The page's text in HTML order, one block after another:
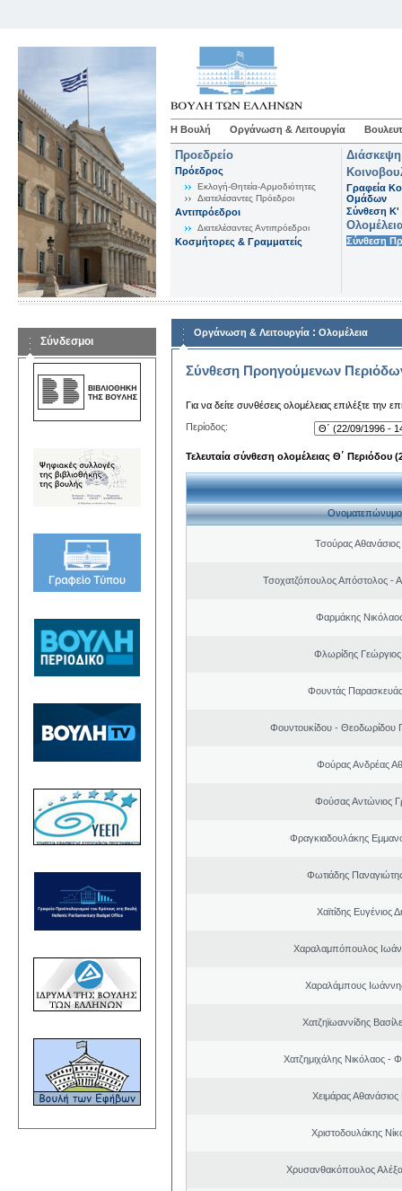
Η Βουλή Οργάνωση & Λειτουργία
Προεδρείο
Πρόεδρος
Εκλογή-Θητεία-Αρμοδιότητες
Διατελέσαντες Πρόεδροι
Αντιπρόεδροι
Διατελέσαντες Αντιπρόεδροι
Κοσμήτορες & Γραμματείς
Γραφεία
Ομάδων
Σύνθεση K'
Σύνθεση
Σύνδεσμοι
Οργάνωση & Λειτουργία : Ολομέλεια
Σύνθεση Προηγούμενων
Για να δείτε συνθέσεις ολομέλειας επιλέξτε την
Περίοδος:
Τελευταία σύνθεση ολομέλειας Θ΄ Περιόδου
Ονοματεπώνυμο
Τσούρας
Τσοχατζόπουλος Απόστολος -
Φαρμάκης
Φλωρίδης Γεώργιος
Φουντάς
Φουντουκίδου - Θεοδωρίδου
Φούρας Ανδρέας
Φούσας Αντώνιος
Φραγκιαδουλάκης
Φωτιάδης
Χαϊτίδης Ευγένιος
Χαραλαμπόπουλος
Χαραλάμπους
Χατζηϊωαννίδης
Χατζημιχάλης Νικόλαος -
Χειμάρας
Χριστοδουλάκης
Χρυσανθακόπουλος